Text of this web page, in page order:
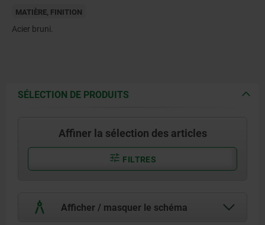
MATIÈRE, FINITION
Acier bruni.
SÉLECTION DE PRODUITS
Affiner la sélection des articles
FILTRES
Afficher / masquer le schéma